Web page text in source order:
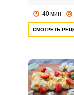
40 мин
СМОТРЕТЬ